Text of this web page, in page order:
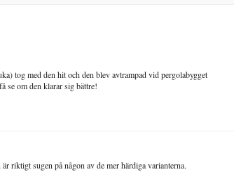
tog med den hit och den blev avtrampad vid pergolabygget
se om den klarar sig bättre!
riktigt sugen på någon av de mer härdiga varianterna.